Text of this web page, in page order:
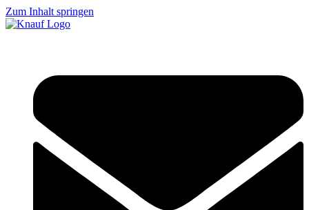
Zum Inhalt springen